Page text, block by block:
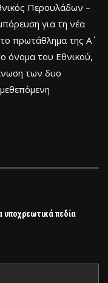
Περουλάδων –
για τη νέα
πρωτάθλημα της Α΄
όνομα του Εθνικού,
των δυο
υποχρεωτικά πεδία